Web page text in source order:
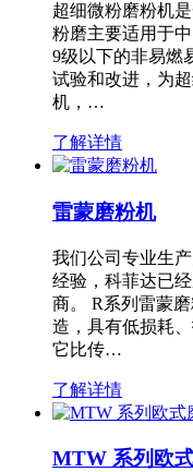
超细微粉磨粉机
粉磨主要适用于
9级以下的非易燃
试验和改进，为
机，…
了解详情
雷蒙磨粉机
我们公司专业生
经验，科菲达已
商。 R系列雷蒙
造，具有低损耗
它比传…
了解详情
MTW 系列欧